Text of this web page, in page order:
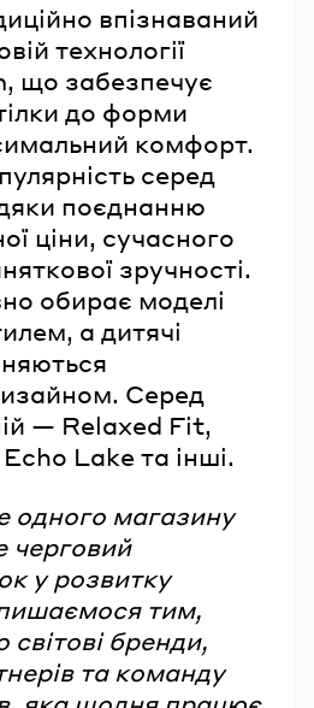
впізнаваний
технології
що забезпечує
до форми
комфорт.
серед
поєднанню
ціни, сучасного
зручності.
обирає моделі
а дитячі
Серед
— Relaxed Fit,
Lake та інші.
одного магазину
черговий
у розвитку
тим,
бренди,
та команду